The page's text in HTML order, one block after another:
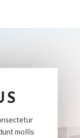
mollis